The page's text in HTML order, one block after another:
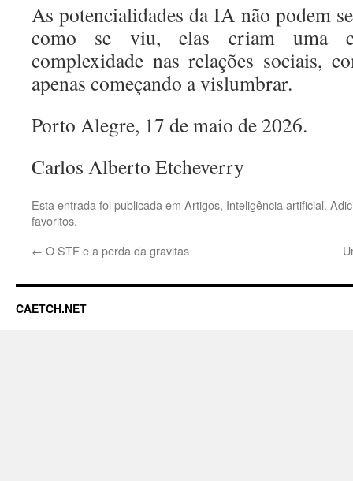
As potencialidades da IA não podem
como se viu, elas criam uma
complexidade nas relações sociais,
apenas começando a vislumbrar.
Porto Alegre, 17 de maio de 2026.
Carlos Alberto Etcheverry
Esta entrada foi publicada em Artigos, Inteligência artificial.
favoritos.
← O STF e a perda da gravitas
CAETCH.NET